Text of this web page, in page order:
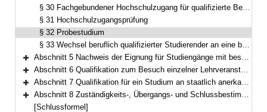
§ 30 Fachgebundener Hochschulzugang für qualifizierte Berufstätige
§ 31 Hochschulzugangsprüfung
§ 32 Probestudium
§ 33 Wechsel beruflich qualifizierter Studierender an eine bayerische Hochschule
Bereich erweitern
Abschnitt 5 Nachweis der Eignung für Studiengänge mit besonderen qualitativen Anforderungen (§ 34)
Bereich erweitern
Abschnitt 6 Qualifikation zum Besuch einzelner Lehrveranstaltungen (§ 35)
Bereich erweitern
Abschnitt 7 Qualifikation für ein Studium an staatlich anerkannten Hochschulen (§ 36)
Bereich erweitern
Abschnitt 8 Zuständigkeits-, Übergangs- und Schlussbestimmungen (§§ 37–41)
[Schlussformel]